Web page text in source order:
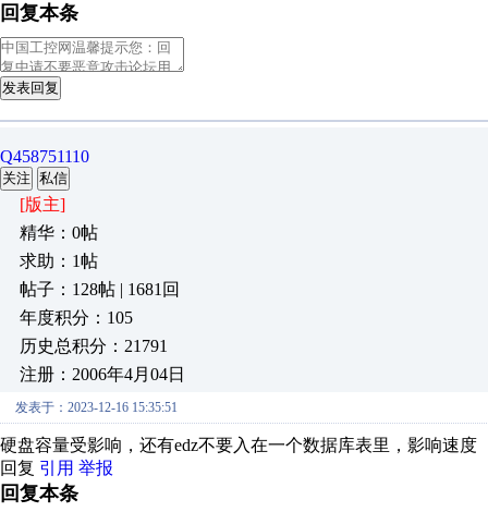
回复本条
发表回复
Q458751110
关注 私信
[版主]
精华：0帖
求助：1帖
帖子：128帖 | 1681回
年度积分：105
历史总积分：21791
注册：2006年4月04日
发表于：2023-12-16 15:35:51
硬盘容量受影响，还有edz不要入在一个数据库表里，影响速度
回复 引用 举报
回复本条